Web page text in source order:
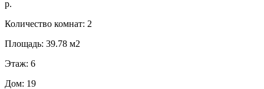
р.
Количество комнат: 2
Площадь: 39.78 м2
Этаж: 6
Дом: 19